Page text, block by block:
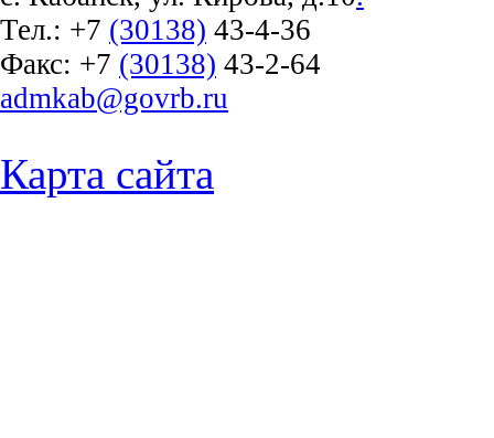
Тел.: +7 (30138) 43-4-36
Факс: +7 (30138) 43-2-64
admkab@govrb.ru
Карта сайта